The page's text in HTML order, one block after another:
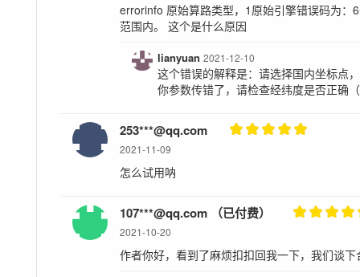
errorinfo 原始算路类型，1原始引擎错误码为
范围内。 这个是什么原因
lianyuan2021-12-10
这个错误的解释是：请选择国内坐标点
你参数传错了，请检查经纬度是否正确
253***@qq.com
2021-11-09
怎么试用呐
107***@qq.com （已付费）
2021-10-20
作者你好，看到了麻烦扣扣回我一下，我们谈下